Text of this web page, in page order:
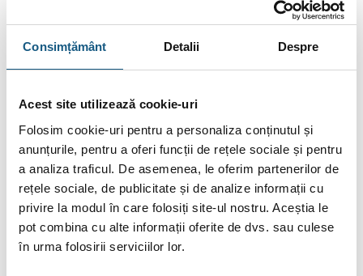
Consimțământ Detalii Despre
Acest site utilizează cookie-uri
Folosim cookie-uri pentru a personaliza conținutul și
anunțurile, pentru a oferi funcții de rețele sociale și pentru
a analiza traficul. De asemenea, le oferim partenerilor de
rețele sociale, de publicitate și de analize informații cu
privire la modul în care folosiți site-ul nostru. Aceștia le
pot combina cu alte informații oferite de dvs. sau culese
în urma folosirii serviciilor lor.
Pompa submersibilă apă curată Pedrollo 4Block poate să
nisip. Funcționează pe baza de energie electrică, iar
Pompa submersibilă Pedrollo 4Blockm da cel mai bun
randament când este folosită într-un mediu casnic, putând fi
folosită pentru distribuția apei într-un sistem ce conține vase
de expansiune, pentru irigarea curților și grădinilor sau pentru
instalații de presiune. Lista poate continua în funcție de
necesitatea utilizatorului.